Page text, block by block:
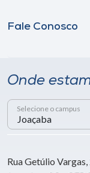
Fale Conosco
Onde
Selecione o campus
Rua Getúlio